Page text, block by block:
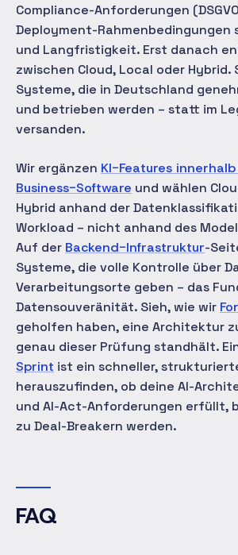
Compliance-Anforderungen
Deployment-Rahmenbedingungen
und Langfristigkeit. Erst danach
zwischen Cloud, Local oder Hybrid.
Systeme, die in Deutschland
und betrieben werden – statt im
versanden.
Wir ergänzen KI-Features
Business-Software und wählen
Hybrid anhand der
Workload – nicht anhand des
Auf der Backend-Infrastruktur-
Systeme, die volle Kontrolle über
Verarbeitungsorte geben – das
Datensouveränität. Sieh, wie wir
geholfen haben, eine Architektur
genau dieser Prüfung standhält.
Sprint ist ein schneller,
herauszufinden, ob deine AI-
und AI-Act-Anforderungen erfüllt,
zu Deal-Breakern werden.
FAQ